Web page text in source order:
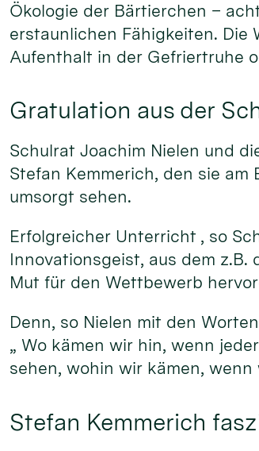
Ökologie der Bärtierchen –
erstaunlichen Fähigkeiten. Die
Aufenthalt in der Gefriertruhe
Gratulation aus der
Schulrat Joachim Nielen und
Stefan Kemmerich, den sie
umsorgt sehen.
Erfolgreicher Unterricht , so
Innovationsgeist, aus dem
Mut für den Wettbewerb
Denn, so Nielen mit den
„ Wo kämen wir hin, wenn
sehen, wohin wir kämen, wenn
Stefan Kemmerich